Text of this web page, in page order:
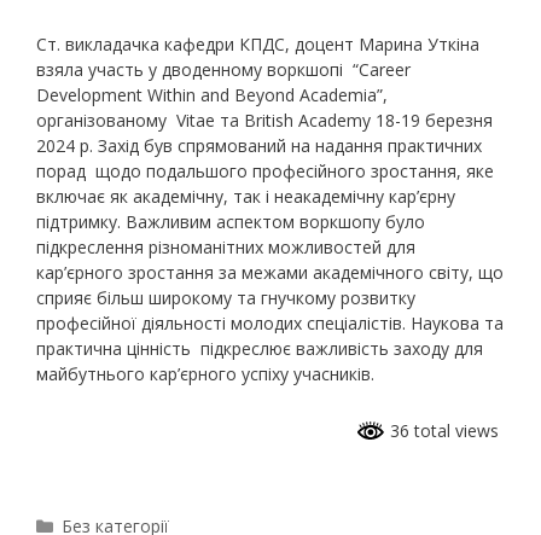
Ст. викладачка кафедри КПДС, доцент Марина Уткіна
взяла участь у дводенному воркшопі “Career
Development Within and Beyond Academia”,
організованому Vitae та British Academy 18-19 березня
2024 р. Захід був спрямований на надання практичних
порад щодо подальшого професійного зростання, яке
включає як академічну, так і неакадемічну кар’єрну
підтримку. Важливим аспектом воркшопу було
підкреслення різноманітних можливостей для
кар’єрного зростання за межами академічного світу, що
сприяє більш широкому та гнучкому розвитку
професійної діяльності молодих спеціалістів. Наукова та
практична цінність підкреслює важливість заходу для
майбутнього кар’єрного успіху учасників.
36 total views
Без категорії